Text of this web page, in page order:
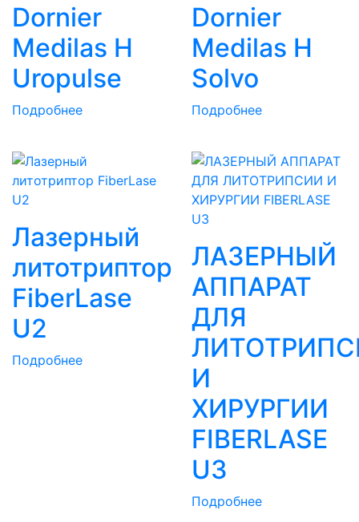
Dornier
Medilas H
Uropulse
Подробнее
Dornier
Medilas H
Solvo
Подробнее
Лазерный
литотриптор
FiberLase
U2
Подробнее
ЛАЗЕРНЫЙ
АППАРАТ
ДЛЯ
И
ХИРУРГИИ
FIBERLASE
U3
Подробнее